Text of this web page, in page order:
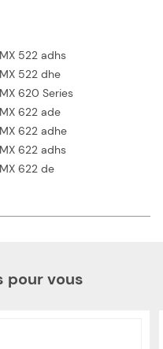
MX 522 adhs
MX 522 dhe
MX 620 Series
MX 622 ade
MX 622 adhe
MX 622 adhs
MX 622 de
pour vous